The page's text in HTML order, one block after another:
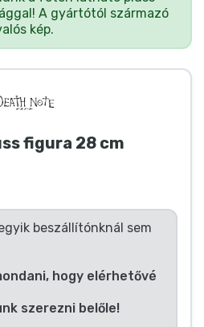
A gyártótól származó
kép.
figura 28 cm
beszállítónknál sem
hogy elérhetővé
szerezni belőle!